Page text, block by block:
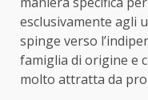
esclusivamente agli
spinge verso
famiglia di origine e
molto attratta da